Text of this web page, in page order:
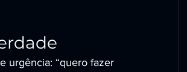
urgência: “quero fazer